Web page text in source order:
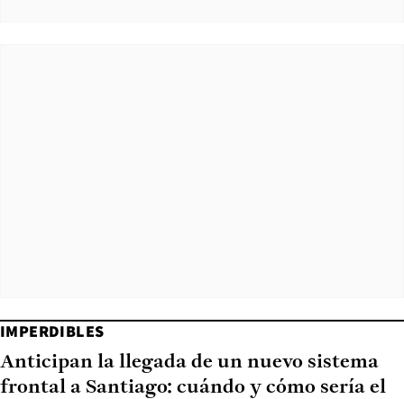
IMPERDIBLES
Anticipan la llegada de un nuevo sistema
frontal a Santiago: cuándo y cómo sería el